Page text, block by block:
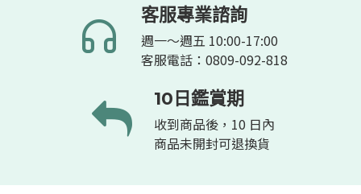
客服專業諮詢
週一～週五 10:00-17:00
客服電話：0809-092-818
10日鑑賞期
收到商品後，10 日內
商品未開封可退換貨